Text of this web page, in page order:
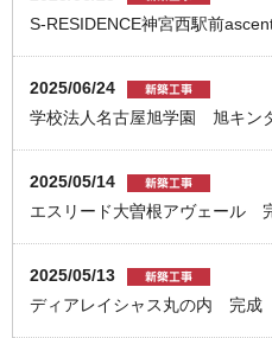
S-RESIDENCE神宮西駅前
2025/06/24
学校法人名古屋旭学園 旭キン
2025/05/14
エスリード大曽根アヴェール
2025/05/13
ディアレイシャス丸の内 完成